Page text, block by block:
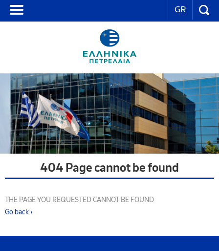
GR
404 Page cannot be found
THE PAGE YOU REQUESTED CANNOT BE FOUND
Go back ›